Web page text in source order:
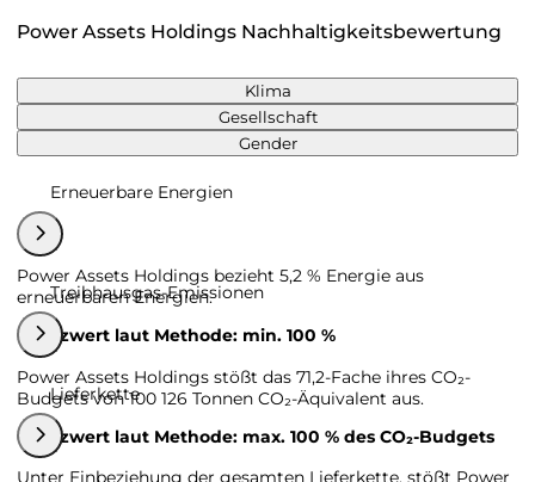
Power Assets Holdings Nachhaltigkeitsbewertung
Klima
Gesellschaft
Gender
Erneuerbare Energien
Power Assets Holdings bezieht 5,2 % Energie aus
erneuerbaren Energien.
Grenzwert laut Methode: min. 100 %
Treibhausgas-Emissionen
Power Assets Holdings stößt das 71,2-Fache ihres CO₂-
Budgets von 100 126 Tonnen CO₂-Äquivalent aus.
Grenzwert laut Methode: max. 100 % des CO₂-Budgets
Lieferkette
Unter Einbeziehung der gesamten Lieferkette, stößt Power